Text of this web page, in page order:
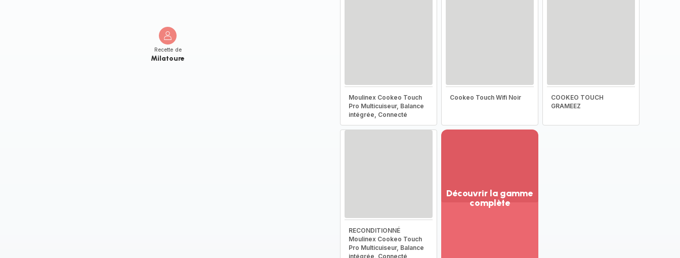
Recette de
Milatoure
Moulinex Cookeo Touch
Pro Multicuiseur, Balance
intégrée, Connecté
Cookeo Touch Wifi Noir
COOKEO TOUCH
GRAMEEZ
RECONDITIONNÉ
Moulinex Cookeo Touch
Pro Multicuiseur, Balance
intégrée, Connecté
Découvrir la gamme
complète